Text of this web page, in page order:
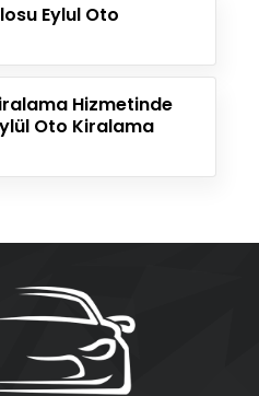
Eylul Oto
Hizmetinde
Oto Kiralama